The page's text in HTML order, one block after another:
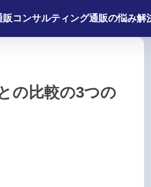
販コンサルティング通販の悩み解
の比較の3つの